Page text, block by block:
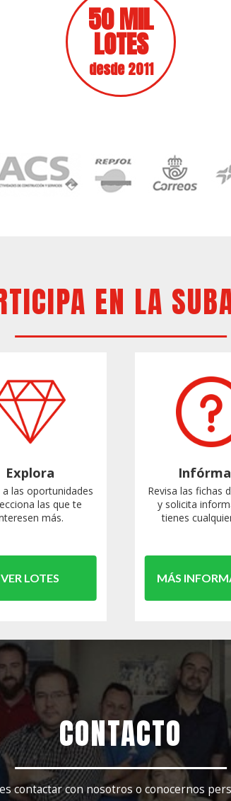
50 MIL
LOTES
desde 2011
EN LA
Explora
a las oportunidades
las que te
más.
VER LOTES
Revisa las fichas
y solicita
tienes
MÁS
CONTACTO
contactar con nosotros o conocernos